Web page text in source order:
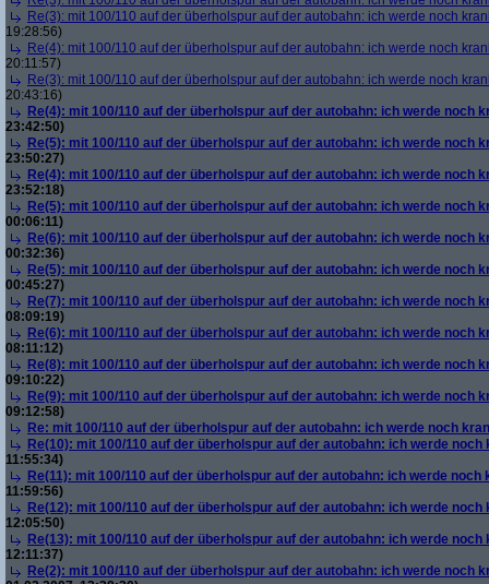
Re(3): mit 100/110 auf der überholspur auf der autobahn: ich werde noch
19:28:56)
Re(4): mit 100/110 auf der überholspur auf der autobahn: ich werde noch
20:11:57)
Re(3): mit 100/110 auf der überholspur auf der autobahn: ich werde noch
20:43:16)
Re(4): mit 100/110 auf der überholspur auf der autobahn: ich werde noch
23:42:50)
Re(5): mit 100/110 auf der überholspur auf der autobahn: ich werde noch
23:50:27)
Re(4): mit 100/110 auf der überholspur auf der autobahn: ich werde noch
23:52:18)
Re(5): mit 100/110 auf der überholspur auf der autobahn: ich werde noch
00:06:11)
Re(6): mit 100/110 auf der überholspur auf der autobahn: ich werde noch
00:32:36)
Re(5): mit 100/110 auf der überholspur auf der autobahn: ich werde noch
00:45:27)
Re(7): mit 100/110 auf der überholspur auf der autobahn: ich werde noch
08:09:19)
Re(6): mit 100/110 auf der überholspur auf der autobahn: ich werde noch
08:11:12)
Re(8): mit 100/110 auf der überholspur auf der autobahn: ich werde noch
09:10:22)
Re(9): mit 100/110 auf der überholspur auf der autobahn: ich werde noch
09:12:58)
Re: mit 100/110 auf der überholspur auf der autobahn: ich werde noch
Re(10): mit 100/110 auf der überholspur auf der autobahn: ich werde noch
11:55:34)
Re(11): mit 100/110 auf der überholspur auf der autobahn: ich werde noch
11:59:56)
Re(12): mit 100/110 auf der überholspur auf der autobahn: ich werde noch
12:05:50)
Re(13): mit 100/110 auf der überholspur auf der autobahn: ich werde noch
12:11:37)
Re(2): mit 100/110 auf der überholspur auf der autobahn: ich werde noch